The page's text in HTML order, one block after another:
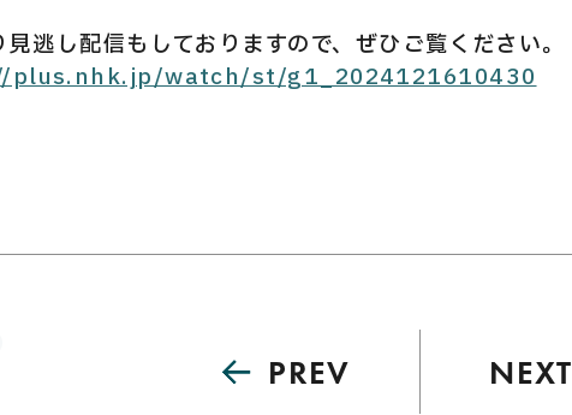
見逃し配信もしておりますので、ぜひご覧ください。
watch/st/g1_2024121610430
PREV NEXT